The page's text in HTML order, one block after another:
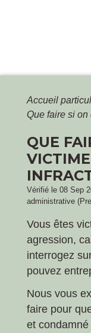
Accueil
Que faire si
QUE
Vérifié le 08 Sep
administrative
Vous êtes
agression,
interrogez
pouvez
Nous vous
faire pour
et